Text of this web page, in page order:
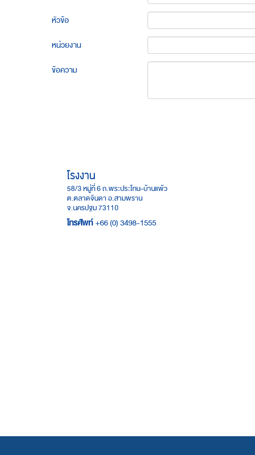
หัวข้อ
หน่วยงาน
ข้อความ
โรงงาน
58/3 หมู่ที่ 6 ถ.พระประโทน-บ้านแพ้ว
ต.ตลาดจินดา อ.สามพราน
จ.นครปฐม 73110
โทรศัพท์ +66 (0) 3498-1555